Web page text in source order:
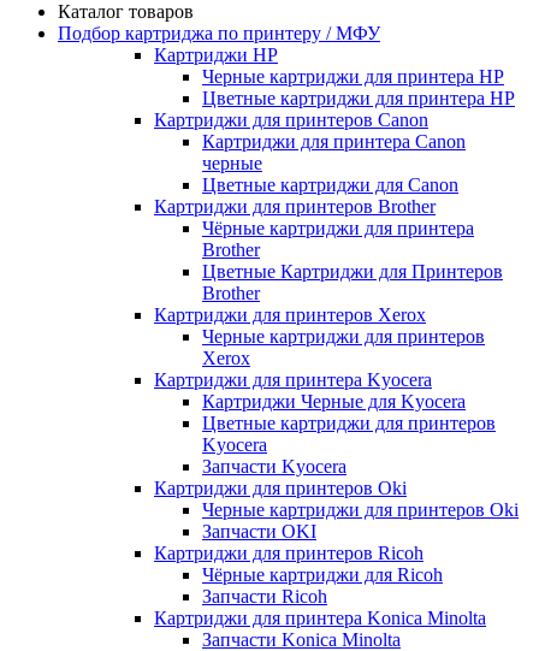
Каталог товаров
Подбор картриджа по принтеру / МФУ
Картриджи HP
Черные картриджи для принтера HP
Цветные картриджи для принтера HP
Картриджи для принтеров Сanon
Картриджи для принтера Сanon
черные
Цветные картриджи для Сanon
Картриджи для принтеров Brother
Чёрные картриджи для принтера
Brother
Цветные Картриджи для Принтеров
Brother
Картриджи для принтеров Xerox
Черные картриджи для принтеров
Xerox
Картриджи для принтера Kyocera
Картриджи Черные для Kyocera
Цветные картриджи для принтеров
Kyocera
Запчасти Kyocera
Картриджи для принтеров Oki
Черные картриджи для принтеров Oki
Запчасти OKI
Картриджи для принтеров Ricoh
Чёрные картриджи для Ricoh
Запчасти Ricoh
Картриджи для принтера Konica Minolta
Запчасти Koniсa Minolta